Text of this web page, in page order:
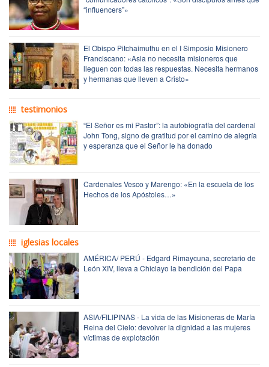
“influencers”»
El Obispo Pitchaimuthu en el I Simposio Misionero
Franciscano: «Asia no necesita misioneros que
lleguen con todas las respuestas. Necesita hermanos
y hermanas que lleven a Cristo»
testimonios
“El Señor es mi Pastor”: la autobiografía del cardenal
John Tong, signo de gratitud por el camino de alegría
y esperanza que el Señor le ha donado
Cardenales Vesco y Marengo: «En la escuela de los
Hechos de los Apóstoles…»
iglesias locales
AMÉRICA/ PERÚ - Edgard Rimaycuna, secretario de
León XIV, lleva a Chiclayo la bendición del Papa
ASIA/FILIPINAS - La vida de las Misioneras de María
Reina del Cielo: devolver la dignidad a las mujeres
víctimas de explotación